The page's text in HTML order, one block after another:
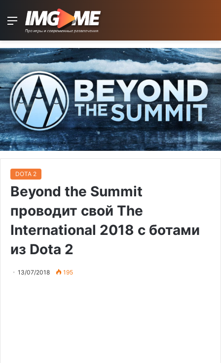
Menu
DOTA 2
Beyond the Summit
проводит свой The
International 2018 с ботами
из Dota 2
13/07/2018 195